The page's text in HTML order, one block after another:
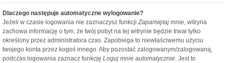
Dlaczego następuje automatyczne wylogowanie?
Jeżeli w czasie logowania nie zaznaczysz funkcji Zapamiętaj mnie, witryna
zachowa informację o tym, że twój pobyt na tej witrynie będzie trwał tylko
określony przez administratora czas. Zapobiega to niewłaściwemu użyciu
twojego konta przez kogoś innego. Aby pozostać zalogowanym/zalogowaną,
podczas logowania zaznacz funkcję Loguj mnie automatycznie. Jest to